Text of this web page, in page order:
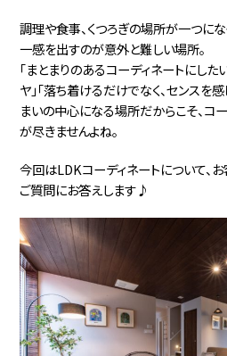
調理や食事、くつろぎの場所が一つに
一感を出すのが意外と難しい場所。
「まとまりのあるコーディネートにし
ヤ」「落ち着けるだけでなく、センスを
まいの中心になる場所だからこそ、コ
が尽きませんよね。
今回はLDKコーディネートについて、お
ご質問にお答えします♪